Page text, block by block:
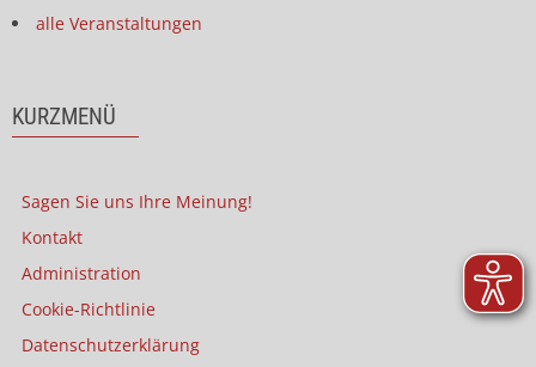
alle Veranstaltungen
KURZMENÜ
Sagen Sie uns Ihre Meinung!
Kontakt
Administration
Cookie-Richtlinie
Datenschutzerklärung